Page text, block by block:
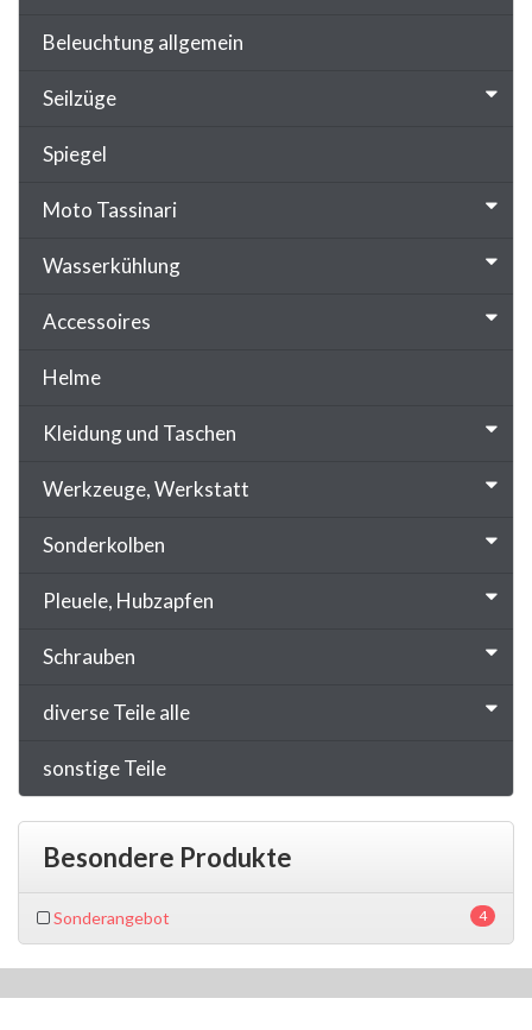
Beleuchtung allgemein
Seilzüge
Spiegel
Moto Tassinari
Wasserkühlung
Accessoires
Helme
Kleidung und Taschen
Werkzeuge, Werkstatt
Sonderkolben
Pleuele, Hubzapfen
Schrauben
diverse Teile alle
sonstige Teile
Besondere Produkte
4
Sonderangebot